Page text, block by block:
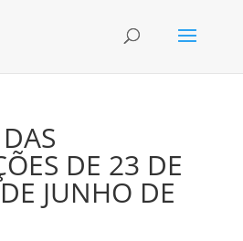
DE 23 DE
JUNHO DE